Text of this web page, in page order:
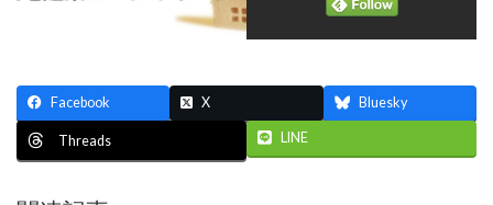
Facebook X Bluesky
Threads LINE